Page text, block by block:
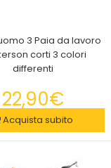
Zanzare, Roditori,
3 Paia da lavoro
corti 3 colori
differenti
22,90€
Acquista subito